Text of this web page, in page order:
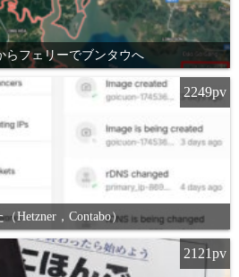
らフェリーでブンタウへ
Hetzner，Contabo）
2249pv
2121pv